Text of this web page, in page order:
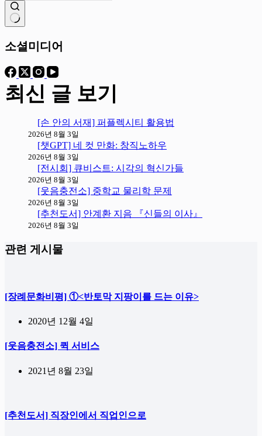
과
음
소셜미디어
최신 글 보기
[손 안의 서재] 퍼플렉시티 활용법
2026년 8월 3일
[챗GPT] 네 컷 만화: 창직노하우
2026년 8월 3일
[전시회] 큐비스트: 시각의 혁신가들
2026년 8월 3일
[웃음충전소] 중학교 물리학 문제
2026년 8월 3일
[추천도서] 안계환 지음 『신들의 이사』
2026년 8월 3일
관련 게시물
[장례문화비평] ①<반토막 지팡이를 드는 이유>
2020년 12월 4일
[웃음충전소] 퀵 서비스
2021년 8월 23일
[추천도서] 직장인에서 직업인으로